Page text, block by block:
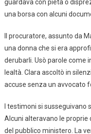
guardava con pietà o
una borsa con alcuni
Il procuratore, assunto da
una donna che si era
derubarli. Usò parole come
lealtà. Clara ascoltò in
accuse senza un avvocato
I testimoni si
Alcuni alteravano le
del pubblico ministero. La